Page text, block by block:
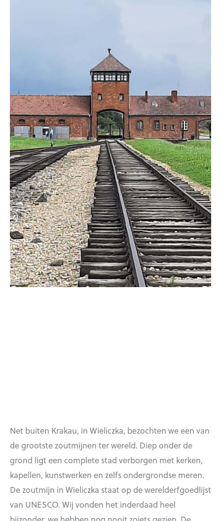
Net buiten Krakau, in Wieliczka, bezochten we een van
de grootste zoutmijnen ter wereld. Diep onder de
grond ligt een complete stad verborgen met kerken,
kapellen, kunstwerken en zelfs ondergrondse meren.
De zoutmijn in Wieliczka staat op de werelderfgoedlijst
van UNESCO. Wij vonden het inderdaad heel